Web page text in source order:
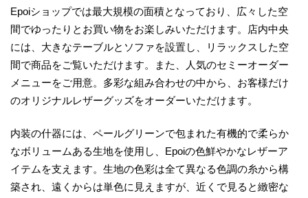
Epoiショップでは最大規模の面積となっており、広々した空
間でゆったりとお買い物をお楽しみいただけます。店内中央
には、大きなテーブルとソファを設置し、リラックスした空
間で商品をご覧いただけます。また、人気のセミーオーダー
メニューをご用意。多彩な組み合わせの中から、お客様だけ
のオリジナルレザーグッズをオーダーいただけます。
内装の什器には、ペールグリーンで包まれた有機的で柔らか
なボリュームある生地を使用し、Epoiの色鮮やかなレザーア
イテムを支えます。生地の色彩は全て異なる色調の糸から構
築され、遠くからは単色に見えますが、近くで見ると緻密な